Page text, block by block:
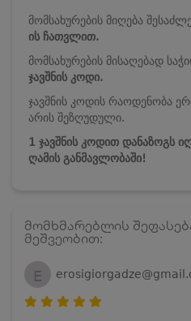
მომსახურების მიღება
ის ჩათვლით.
მომსახურების მისაღებად
ჯავშნის კოდი.
ჯავშნის კოდის რაოდენობა
არის შეზღუდული.
1 ჯავშნის კოდით დანაზოგს
ღამის განმავლობაში!
მომხმარებლის
მეშვეობით:
E